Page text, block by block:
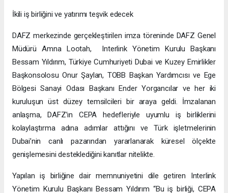
genişleme için benzersiz bir potansiyel sunuyor. CEPA
aracılığıyla Türk işletmelerinin Dubai’nin ekonomisine sorunsuz
bir şekilde entegre olmasını sağlayacak bir çerçeve
oluşturuyoruz. Bu ortaklık, BAE ve Türkiye arasındaki ekonomik
ilişkileri güçlendirme yolunda kritik bir adımı temsil ediyor ve
kapsayıcı büyümeyle sürdürülebilir refah için ortak
vizyonumuzu inşa ediyor.” ifadelerini kullandı.